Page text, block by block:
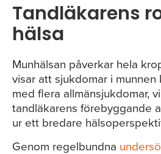
Tandläkarens
hälsa
Munhälsan påverkar hela
visar att sjukdomar i munnen
med flera allmänsjukdomar,
tandläkarens förebyggande
ur ett bredare
Genom regelbundna